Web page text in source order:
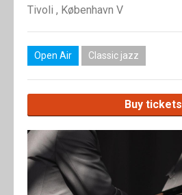
Tivoli , København V
Open Air Classic jazz
Buy tickets